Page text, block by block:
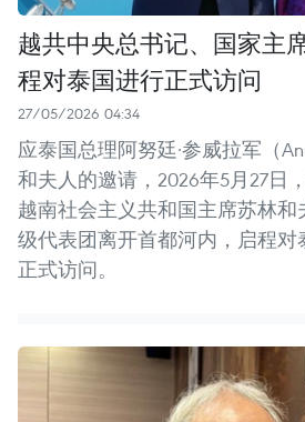
越共中央总书记、国家主
程对泰国进行正式访问
27/05/2026 04:34
应泰国总理阿努廷·参威拉军（
和夫人的邀请，2026年5月27日
越南社会主义共和国主席苏林
级代表团离开首都河内，启程
正式访问。